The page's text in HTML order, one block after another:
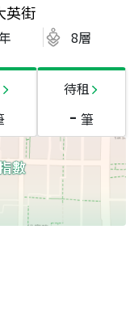
英街
8層
待租
- 筆